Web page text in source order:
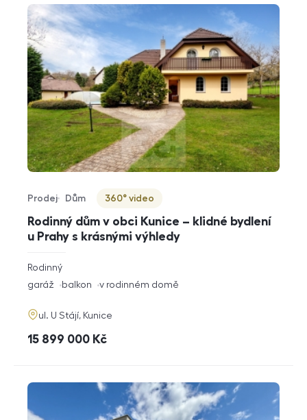
Rodinný dům v obci Kunice – klidné bydlení
u Prahy s krásnými výhledy
Typ nabídky
Prodej
Typ nemovitosti
Dům
Virtuální prohlídka
360° video
rozměry
dispozice
Rodinný
funkce
garáž balkon v rodinném domě
adresa
ul. U Stájí, Kunice
cena
15 899 000 Kč